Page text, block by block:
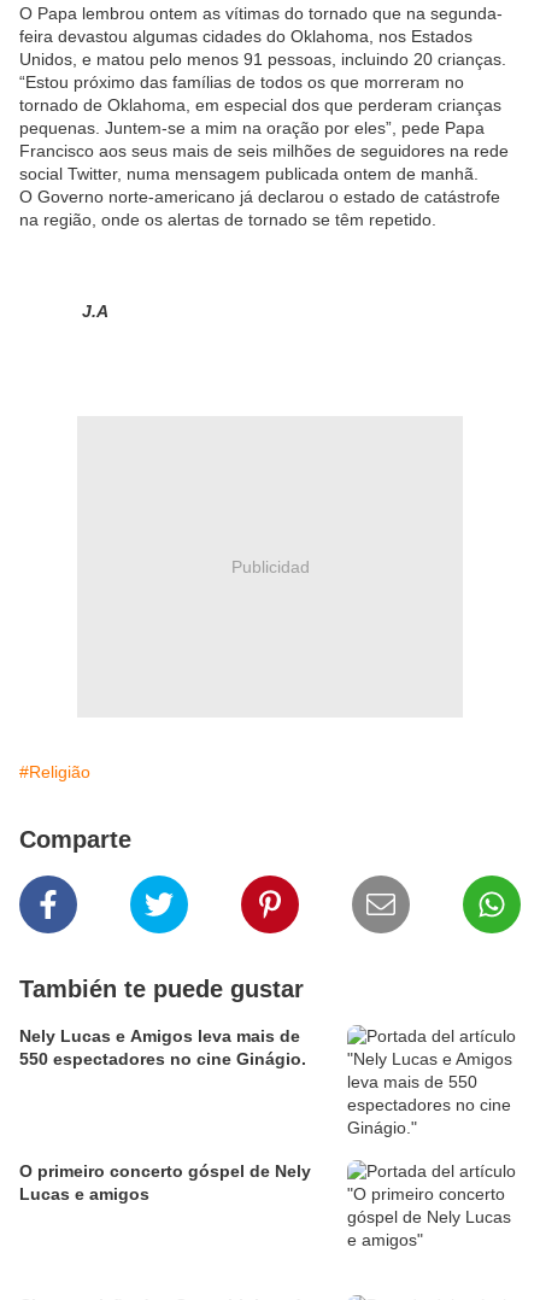
O Papa lembrou ontem as vítimas do tornado que na segunda-
feira devastou algumas cidades do Oklahoma, nos Estados
Unidos, e matou pelo menos 91 pessoas, incluindo 20 crianças.
“Estou próximo das famílias de todos os que morreram no
tornado de Oklahoma, em especial dos que perderam crianças
pequenas. Juntem-se a mim na oração por eles”, pede Papa
Francisco aos seus mais de seis milhões de seguidores na rede
social Twitter, numa mensagem publicada ontem de manhã.
O Governo norte-americano já declarou o estado de catástrofe
na região, onde os alertas de tornado se têm repetido.
J.A
Publicidad
#Religião
Comparte
También te puede gustar
Nely Lucas e Amigos leva mais de
550 espectadores no cine Ginágio.
O primeiro concerto góspel de Nely
Lucas e amigos